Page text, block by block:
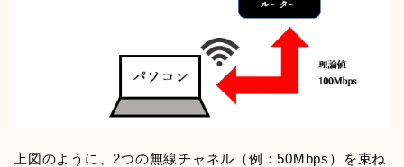
上図のように、2つの無線チャネル（例：50Mbps）を束ね